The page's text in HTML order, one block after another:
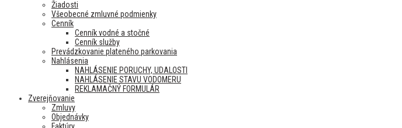
Žiadosti
Všeobecné zmluvné podmienky
Cenník
Cenník vodné a stočné
Cenník služby
Prevádzkovanie plateného parkovania
Nahlásenia
NAHLÁSENIE PORUCHY, UDALOSTI
NAHLÁSENIE STAVU VODOMERU
REKLAMAČNÝ FORMULÁR
Zverejňovanie
Zmluvy
Objednávky